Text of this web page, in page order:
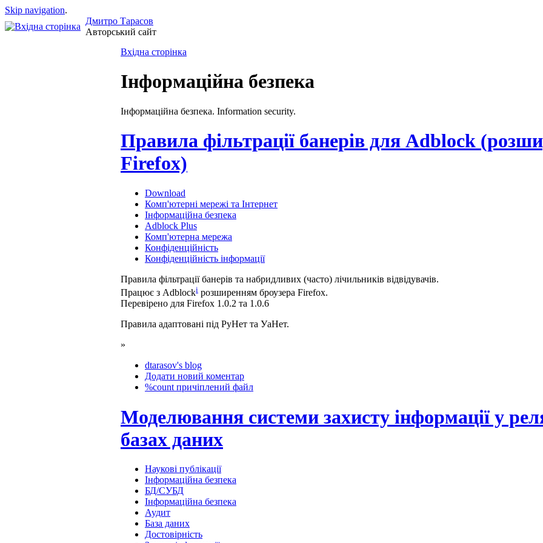
Skip navigation.
Дмитро Тарасов
Авторський сайт
Вхідна сторінка
Інформаційна безпека
Інформаційна безпека. Information security.
Правила фільтрації банерів для Adblock
Firefox)
Download
Комп'ютерні мережі та Інтернет
Інформаційна безпека
Adblock Plus
Комп'ютерна мережа
Конфіденційність
Конфіденційність інформації
Правила фільтрації банерів та набридливих (часто) лічильників відвідувачів.
Працює з Adblocki розширенням броузера Firefox.
Перевірено для Firefox 1.0.2 та 1.0.6
Правила адаптовані під РуНет та УаНет.
»
dtarasov's blog
Додати новий коментар
%count причіплений файл
Моделювання системи захисту інформації у
базах даних
Наукові публікації
Інформаційна безпека
БД/СУБД
Інформаційна безпека
Аудит
База даних
Достовірність